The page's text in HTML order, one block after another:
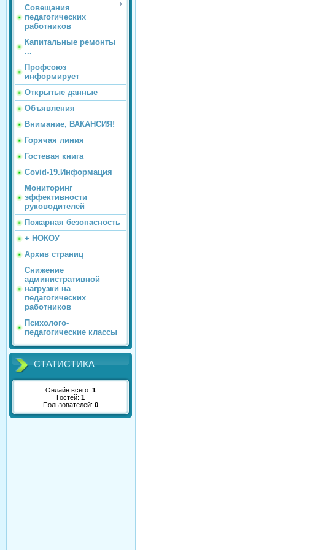
Совещания
педагогических
работников
Капитальные ремонты
...
Профсоюз
информирует
Открытые данные
Объявления
Внимание, ВАКАНСИЯ!
Горячая линия
Гостевая книга
Covid-19.Информация
Мониторинг
эффективности
руководителей
Пожарная безопасность
+ НОКОУ
Архив страниц
Снижение
административной
нагрузки на
педагогических
работников
Психолого-
педагогические классы
СТАТИСТИКА
Онлайн всего: 1
Гостей: 1
Пользователей: 0